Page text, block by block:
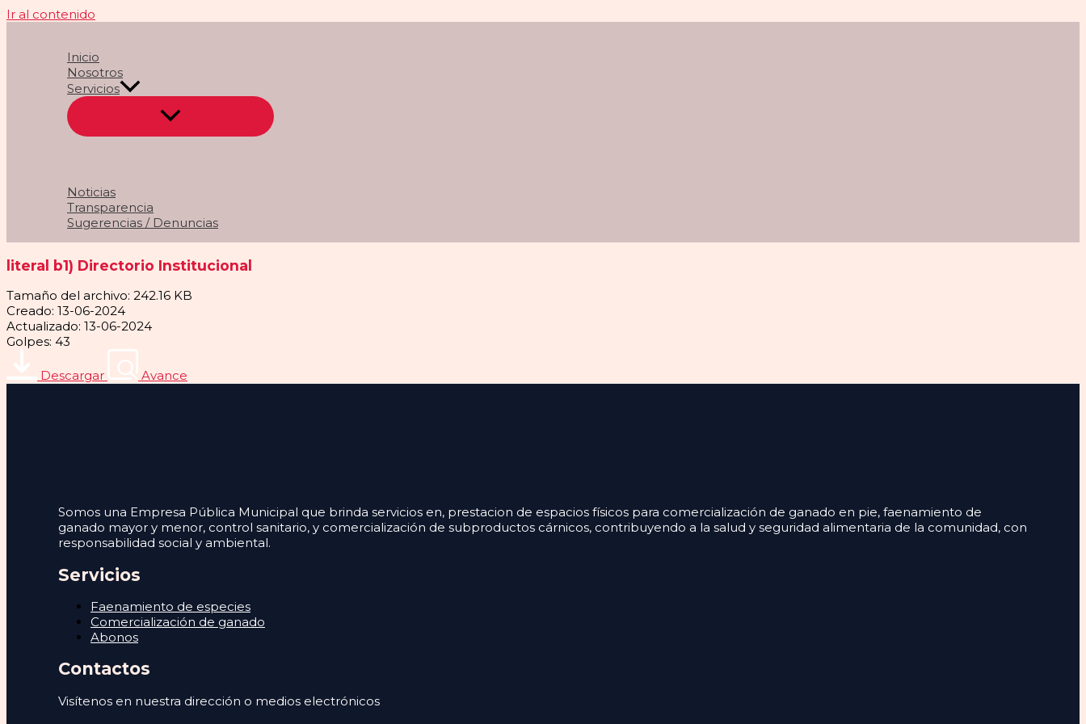
Ir al contenido
Inicio
Nosotros
Servicios
Noticias
Transparencia
Sugerencias / Denuncias
literal b1) Directorio Institucional
Tamaño del archivo: 242.16 KB
Creado: 13-06-2024
Actualizado: 13-06-2024
Golpes: 43
Descargar Avance
Somos una Empresa Pública Municipal que brinda servicios en, prestacion de espacios físicos para comercialización de ganado en pie, faenamiento de
ganado mayor y menor, control sanitario, y comercialización de subproductos cárnicos, contribuyendo a la salud y seguridad alimentaria de la comunidad, con
responsabilidad social y ambiental.
Servicios
Faenamiento de especies
Comercialización de ganado
Abonos
Contactos
Visítenos en nuestra dirección o medios electrónicos